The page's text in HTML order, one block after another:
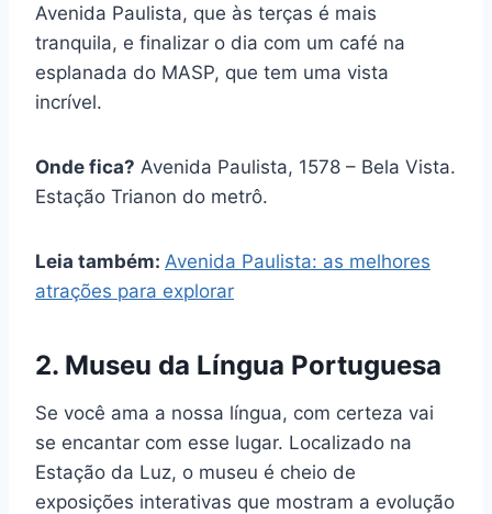
Avenida Paulista, que às terças é mais
tranquila, e finalizar o dia com um café na
esplanada do MASP, que tem uma vista
incrível.
Onde fica? Avenida Paulista, 1578 – Bela Vista.
Estação Trianon do metrô.
Leia também: Avenida Paulista: as melhores
atrações para explorar
2. Museu da Língua Portuguesa
Se você ama a nossa língua, com certeza vai
se encantar com esse lugar. Localizado na
Estação da Luz, o museu é cheio de
exposições interativas que mostram a evolução